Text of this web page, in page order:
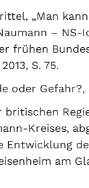
„Man
– NS-
frühen
S. 75.
oder Gefahr?,
britischen
Kreises,
Entwicklung
am